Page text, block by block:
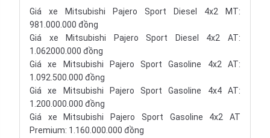
Giá xe Mitsubishi Pajero Sport Diesel 4x2 MT:
981.000.000 đồng
Giá xe Mitsubishi Pajero Sport Diesel 4x2 AT:
1.062000.000 đồng
Giá xe Mitsubishi Pajero Sport Gasoline 4x2 AT:
1.092.500.000 đồng
Giá xe Mitsubishi Pajero Sport Gasoline 4x4 AT:
1.200.000.000 đồng
Giá xe Mitsubishi Pajero Sport Gasoline 4x2 AT
Premium: 1.160.000.000 đồng